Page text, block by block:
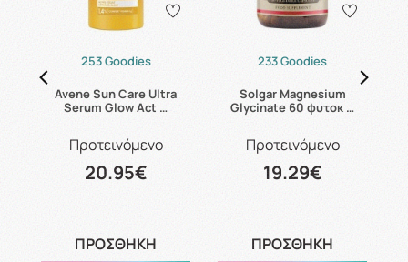
253 Goodies
Avene Sun Care Ultra
Serum Glow Act …
Προτεινόμενο
20.95€
ΠΡΟΣΘΗΚΗ
233 Goodies
Solgar Magnesium
Glycinate 60 φυτοκ …
Προτεινόμενο
19.29€
ΠΡΟΣΘΗΚΗ